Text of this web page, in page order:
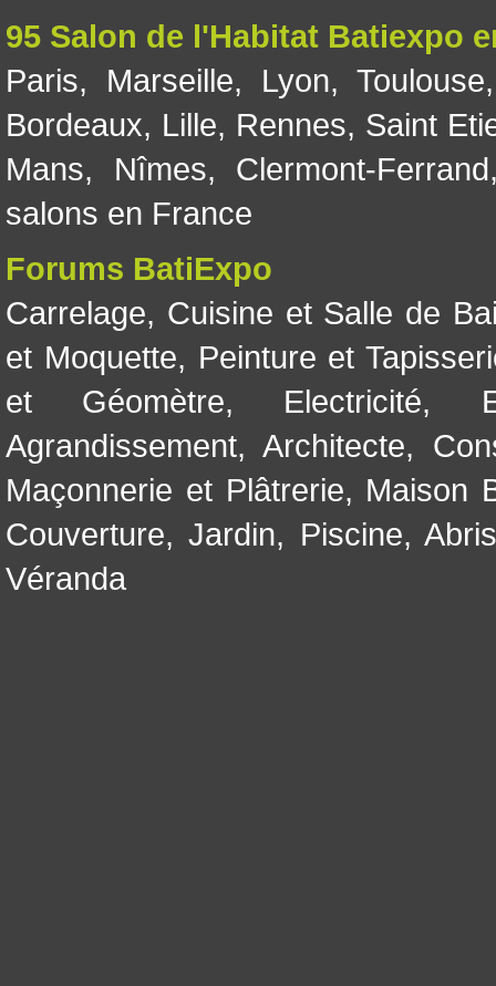
95 Salon de l'Habitat Batiexpo
Paris, Marseille, Lyon, Toulouse
Bordeaux, Lille, Rennes, Saint
Mans, Nîmes, Clermont-Ferrand
salons en France
Forums BatiExpo
Carrelage, Cuisine et Salle de
et Moquette, Peinture et
et Géomètre, Electricité,
Agrandissement, Architecte,
Maçonnerie et Plâtrerie, Maison
Couverture,Jardin, Piscine,
Véranda